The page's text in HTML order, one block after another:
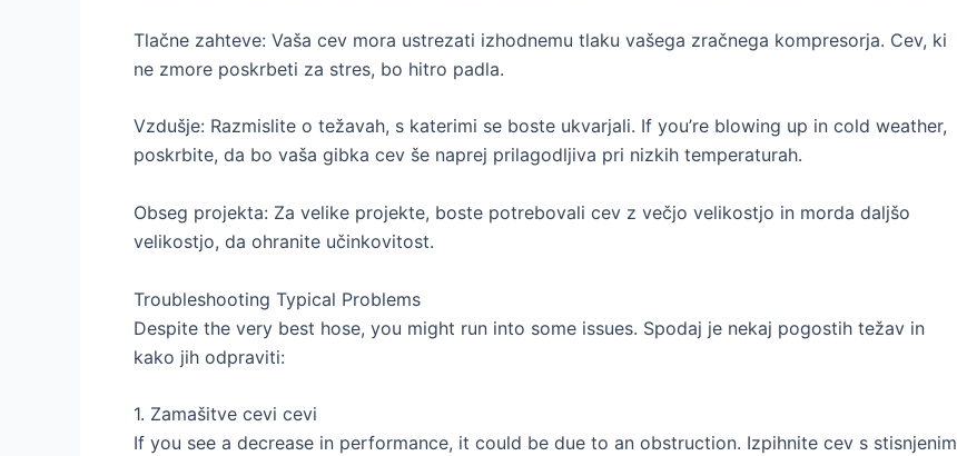
Tlačne zahteve: Vaša cev mora ustrezati izhodnemu tlaku vašega zračnega kompresorja. Cev, ki
ne zmore poskrbeti za stres, bo hitro padla.
Vzdušje: Razmislite o težavah, s katerimi se boste ukvarjali. If you’re blowing up in cold weather,
poskrbite, da bo vaša gibka cev še naprej prilagodljiva pri nizkih temperaturah.
Obseg projekta: Za velike projekte, boste potrebovali cev z večjo velikostjo in morda daljšo
velikostjo, da ohranite učinkovitost.
Troubleshooting Typical Problems
Despite the very best hose, you might run into some issues. Spodaj je nekaj pogostih težav in
kako jih odpraviti:
1. Zamašitve cevi cevi
If you see a decrease in performance, it could be due to an obstruction. Izpihnite cev s stisnjenim